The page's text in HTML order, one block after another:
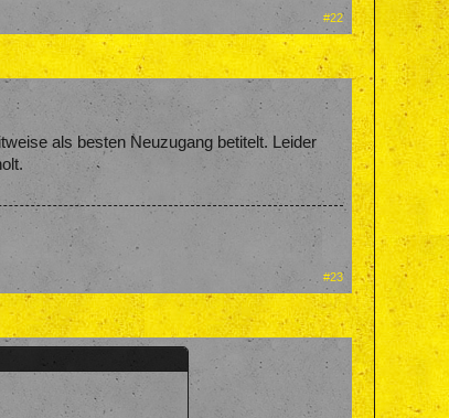
#22
als besten Neuzugang betitelt. Leider
#23